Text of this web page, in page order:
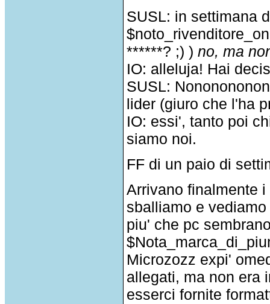
SUSL: in settimana
******? ;) )no, ma
IO: alleluja! Hai
SUSL:
lider (giuro che l'ha
IO: essi', tanto poi
siamo noi.
FF di un paio di
Arrivano finalmente
sballiamo e
piu' che pc
Microzozz expi'
allegati, ma non era
esserci fornite